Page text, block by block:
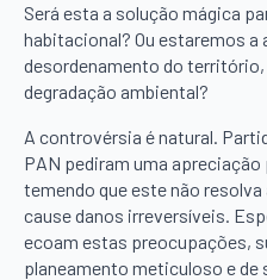
Será esta a solução mágica
habitacional? Ou estaremos a
desordenamento do
degradação ambiental?
A controvérsia é natural.
PAN pediram uma
temendo que este não
cause danos irreversíveis.
ecoam estas preocupações,
planeamento meticuloso e de